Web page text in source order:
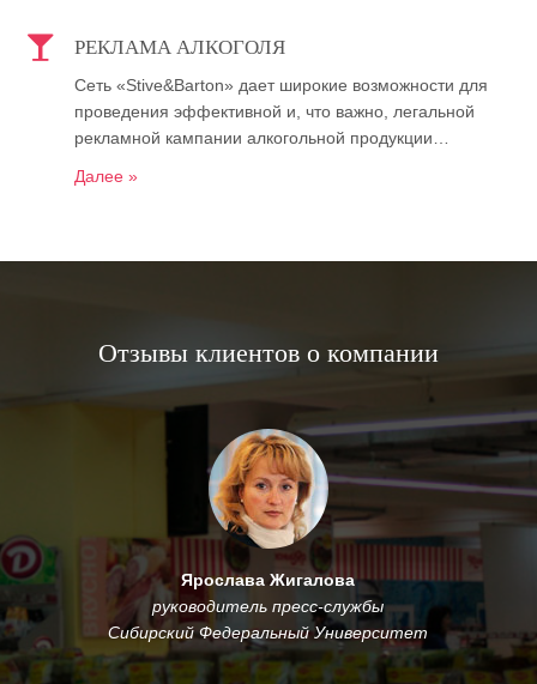
РЕКЛАМА АЛКОГОЛЯ
Сеть «Stive&Barton» дает широкие возможности для
проведения эффективной и, что важно, легальной
рекламной кампании алкогольной продукции…
Далее »
Отзывы клиентов о компании
Ярослава Жигалова
руководитель пресс-службы
Сибирский Федеральный Университет